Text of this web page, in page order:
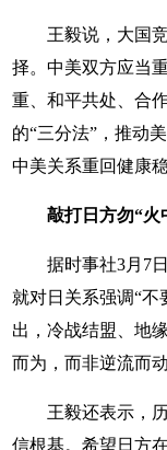
王毅说，大国
择。中美双方应当
重、和平共处、合
的“三分法”，推动
中美关系重回健康
敲打日方勿“火
据时事社3月7
就对日关系强调“
出，冷战结盟、地
而为，而非逆流而动
王毅还表示，
信根基。希望日方